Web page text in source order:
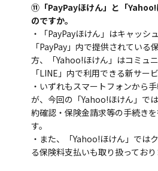
⑪「PayPayほけん」と「Yahoo!
のですか。
・「PayPayほけん」はキャッシ
「PayPay」内で提供されている
方、「Yahoo!ほけん」はコミュ
「LINE」内で利用できる新サービ
・いずれもスマートフォンから
が、今回の「Yahoo!ほけん」で
約確認・保険金請求等の手続き
す。
・また、「Yahoo!ほけん」では
る保険料支払いも取り扱っており